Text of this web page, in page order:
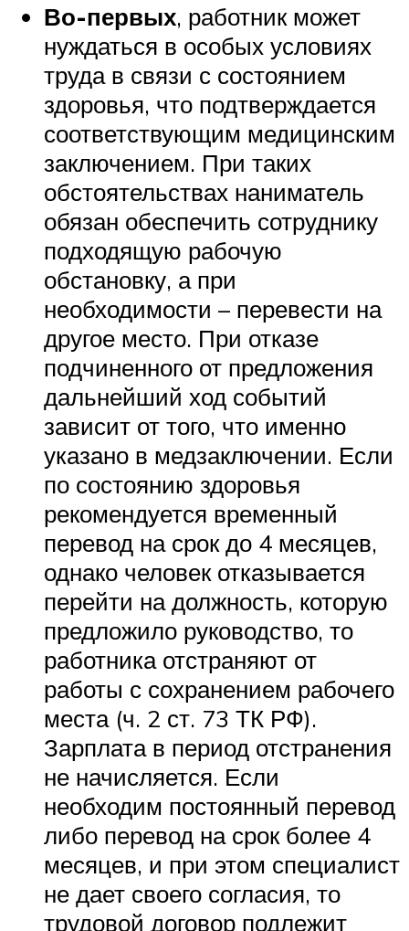
Во-первых, работник может
нуждаться в особых условиях
труда в связи с состоянием
здоровья, что подтверждается
соответствующим медицинским
заключением. При таких
обстоятельствах наниматель
обязан обеспечить сотруднику
подходящую рабочую
обстановку, а при
необходимости – перевести на
другое место. При отказе
подчиненного от предложения
дальнейший ход событий
зависит от того, что именно
указано в медзаключении. Если
по состоянию здоровья
рекомендуется временный
перевод на срок до 4 месяцев,
однако человек отказывается
перейти на должность, которую
предложило руководство, то
работника отстраняют от
работы с сохранением рабочего
места (ч. 2 ст. 73 ТК РФ).
Зарплата в период отстранения
не начисляется. Если
необходим постоянный перевод
либо перевод на срок более 4
месяцев, и при этом специалист
не дает своего согласия, то
трудовой договор подлежит